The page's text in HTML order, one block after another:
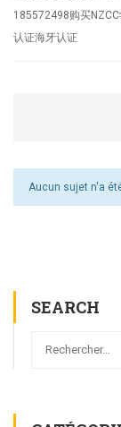
185572498购买
认证海牙认证
Aucun sujet n'a
SEARCH